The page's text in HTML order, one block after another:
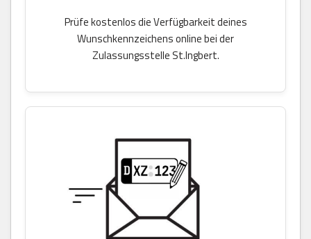
Prüfe kostenlos die Verfügbarkeit deines
Wunschkennzeichens online bei der
Zulassungsstelle St.Ingbert.